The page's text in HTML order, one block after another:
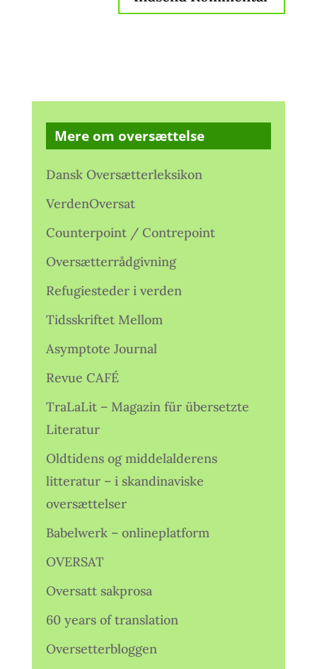
Mere om oversættelse
Dansk Oversætterleksikon
VerdenOversat
Counterpoint / Contrepoint
Oversætterrådgivning
Refugiesteder i verden
Tidsskriftet Mellom
Asymptote Journal
Revue CAFÉ
TraLaLit – Magazin für übersetzte
Literatur
Oldtidens og middelalderens
litteratur – i skandinaviske
oversættelser
Babelwerk – onlineplatform
OVERSAT
Oversatt sakprosa
60 years of translation
Oversetterbloggen